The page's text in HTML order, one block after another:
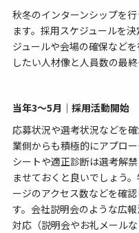
秋冬のインターンシップを
ます。採用スケジュールを
ジュールや会場の確保など
したい人材像と人員数の最
当年3〜5月｜採用活動開始
応募状況や選考状況などを
業側からも積極的にアプロ
シートや適正診断は選考解
ませておくと良いでしょう
ージのアクセス数などを確
す。会社説明会のような広
対応（説明会やお礼メール